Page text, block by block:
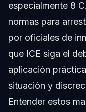
especialmente 8
normas para
por oficiales de
que ICE siga el
aplicación
situación y
Entender estos